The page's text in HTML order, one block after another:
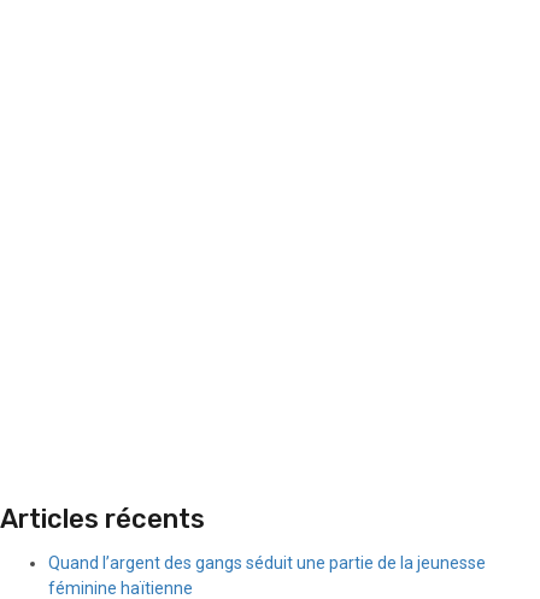
Articles récents
Quand l’argent des gangs séduit une partie de la jeunesse
féminine haïtienne